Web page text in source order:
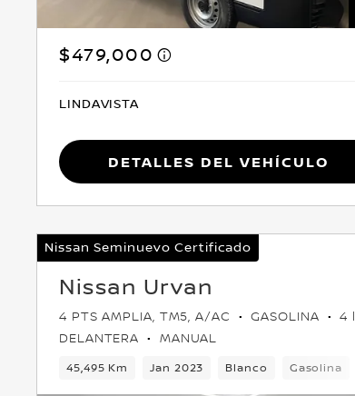
$479,000
LINDAVISTA
Detalles del vehículo
Nissan Seminuevo Certificado
Nissan Urvan
4 PTS AMPLIA, TM5, A/AC GASOLINA
4 l
DELANTERA
MANUAL
45,495 Km Jan 2023 Blanco Gasolina